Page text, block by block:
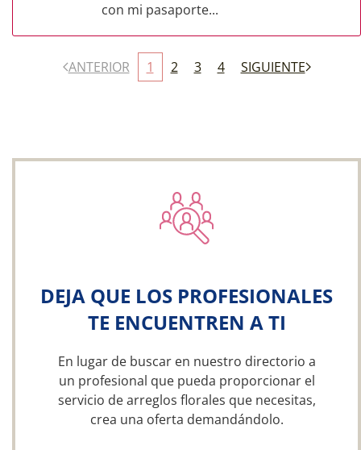
con mi pasaporte...
ANTERIOR 1 2 3 4 SIGUIENTE
DEJA QUE LOS PROFESIONALES
TE ENCUENTREN A TI
En lugar de buscar en nuestro directorio a
un profesional que pueda proporcionar el
servicio de arreglos florales que necesitas,
crea una oferta demandándolo.